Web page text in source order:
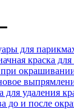
для
краска для
для удаления
до и после